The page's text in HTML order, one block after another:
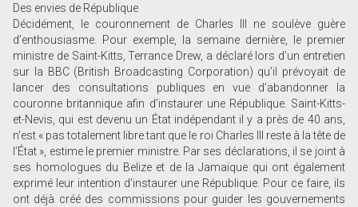
Des envies de République
Décidément, le couronnement de Charles III ne soulève guère
d’enthousiasme. Pour exemple, la semaine dernière, le premier
ministre de Saint-Kitts, Terrance Drew, a déclaré lors d’un entretien
sur la BBC (British Broadcasting Corporation) qu’il prévoyait de
lancer des consultations publiques en vue d’abandonner la
couronne britannique afin d’instaurer une République. Saint-Kitts-
et-Nevis, qui est devenu un État indépendant il y a près de 40 ans,
n’est « pas totalement libre tant que le roi Charles III reste à la tête de
l’État », estime le premier ministre. Par ses déclarations, il se joint à
ses homologues du Belize et de la Jamaïque qui ont également
exprimé leur intention d’instaurer une République. Pour ce faire, ils
ont déjà créé des commissions pour guider les gouvernements